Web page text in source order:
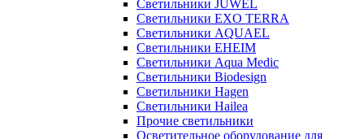
Светильники JUWEL
Светильники EXO TERRA
Светильники AQUAEL
Светильники EHEIM
Светильники Aqua Medic
Светильники Biodesign
Светильники Hagen
Светильники Hailea
Прочие светильники
Осветительное оборудование для